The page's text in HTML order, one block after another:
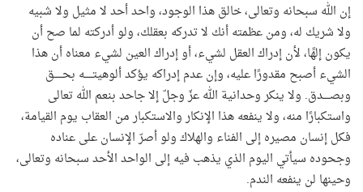
إن الله سبحانه وتعالى، خالق هذا الوجود، واحد أحد لا مثيل ولا شبيه
ولا شريك له، ومن عظمته أنك لا تدركه بعقلك، ولو أدركته لما صح أن
يكون إلهًا، لأن إدراك العقل لشيء، أو إدراك العين لشيء معناه أن هذا
الشيء أصبح مقدورًا عليه، وإن عدم إدراكه يؤكد ألوهيتـــــه بحـــــق
وبصــــدق. ولا ينكر وحدانية الله عزّ وجلّ إلا جاحد بنعم الله تعالى
واستكبارًا منه، ولا ينفعه هذا الإنكار والاستكبار من العقاب يوم القيامة،
فكل إنسان مصيره إلى الفناء والهلاك ولو أصرّ الإنسان على عناده
وجحوده سيأتي اليوم الذي يذهب فيه إلى الواحد الأحد سبحانه وتعالى،
وحينها لن ينفعه الندم.